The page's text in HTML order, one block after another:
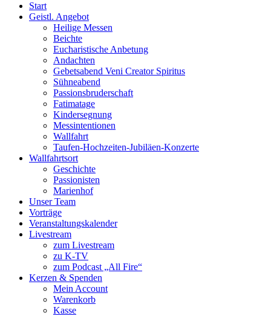
Start
Geistl. Angebot
Heilige Messen
Beichte
Eucharistische Anbetung
Andachten
Gebetsabend Veni Creator Spiritus
Sühneabend
Passionsbruderschaft
Fatimatage
Kindersegnung
Messintentionen
Wallfahrt
Taufen-Hochzeiten-Jubiläen-Konzerte
Wallfahrtsort
Geschichte
Passionisten
Marienhof
Unser Team
Vorträge
Veranstaltungskalender
Livestream
zum Livestream
zu K-TV
zum Podcast „All Fire“
Kerzen & Spenden
Mein Account
Warenkorb
Kasse